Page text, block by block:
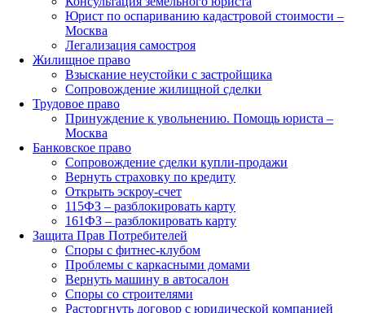
Юрист по оспариванию кадастровой стоимости –
Москва
Легализация самостроя
Жилищное право
Взыскание неустойки с застройщика
Сопровождение жилищной сделки
Трудовое право
Принуждение к увольнению. Помощь юриста –
Москва
Банковское право
Сопровождение сделки купли-продажи
Вернуть страховку по кредиту
Открыть эскроу-счет
115ФЗ – разблокировать карту
161ФЗ – разблокировать карту
Защита Прав Потребителей
Споры с фитнес-клубом
Проблемы с каркасными домами
Вернуть машину в автосалон
Споры со строителями
Расторгнуть договор с юридической компанией